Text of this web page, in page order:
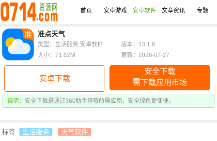
首页 安卓游戏 安卓软件 文章资讯 专题
准点天气
安卓下载
安全下载
需下载应用市场
说明： 安全下载是通过360助手获取所需应用，安全绿色更便捷。
类型：生活服务 安卓软件
版本：13.1.8
大小：71.62M
更新：2026-07-27
标签: 生活服务 天气软件